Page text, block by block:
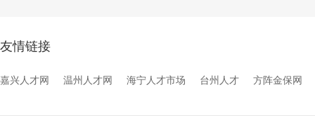
友情链接
嘉兴人才网 温州人才网 海宁人才市场 台州人才 方阵金保网